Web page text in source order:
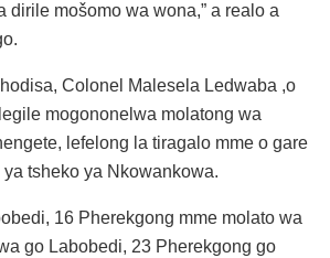
dirile mošomo wa wona,” a realo a
Colonel Malesela Ledwaba ,o
mogononelwa molatong wa
lefelong la tiragalo mme o gare
tsheko ya Nkowankowa.
16 Pherekgong mme molato wa
go Labobedi, 23 Pherekgong go